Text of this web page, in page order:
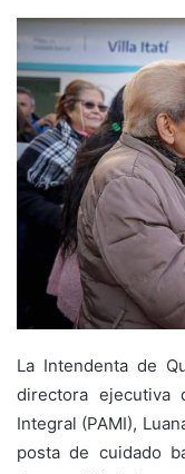
La Intendenta de
directora ejecutiva
Integral (PAMI),
posta de cuidado